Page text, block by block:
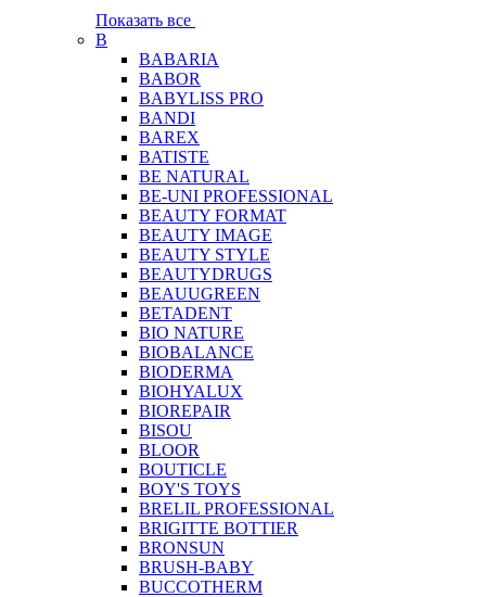
Показать все
B
BABARIA
BABOR
BABYLISS PRO
BANDI
BAREX
BATISTE
BE NATURAL
BE-UNI PROFESSIONAL
BEAUTY FORMAT
BEAUTY IMAGE
BEAUTY STYLE
BEAUTYDRUGS
BEAUUGREEN
BETADENT
BIO NATURE
BIOBALANCE
BIODERMA
BIOHYALUX
BIOREPAIR
BISOU
BLOOR
BOUTICLE
BOY'S TOYS
BRELIL PROFESSIONAL
BRIGITTE BOTTIER
BRONSUN
BRUSH-BABY
BUCCOTHERM